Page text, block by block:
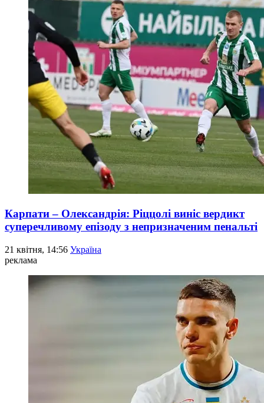
Карпати – Олександрія: Ріццолі виніс вердикт
суперечливому епізоду з непризначеним пенальті
21 квітня, 14:56 Україна
реклама